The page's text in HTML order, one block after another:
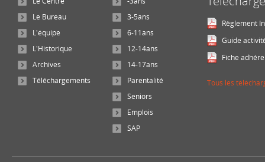
Le Bureau
L'équipe
L'Historique
Archives
Téléchargements
3-5ans
6-11ans
12-14ans
14-17ans
Parentalité
Seniors
Emplois
SAP
Règlement
Guide
Fiche
Tous les